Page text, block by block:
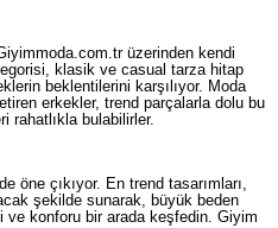
üzerinden kendi
klasik ve casual tarza hitap
beklentilerini karşılıyor. Moda
erkekler, trend parçalarla dolu bu
rahatlıkla bulabilirler.
öne çıkıyor. En trend tasarımları,
şekilde sunarak, büyük beden
ve konforu bir arada keşfedin. Giyim